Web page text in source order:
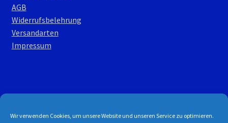
Wir verwenden Cookies, um unsere Website und unseren Service zu optimieren.
AGB
Widerrufsbelehrung
Versandarten
Impressum